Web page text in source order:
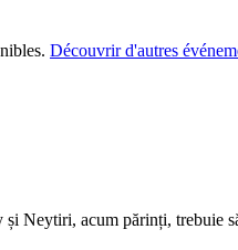
Découvrir d'autres
Neytiri, acum părinți, trebuie